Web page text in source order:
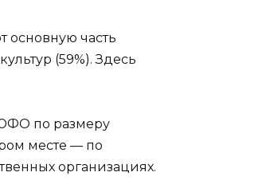
основную часть
(59%). Здесь
ЮФО по размеру
месте — по
организациях.